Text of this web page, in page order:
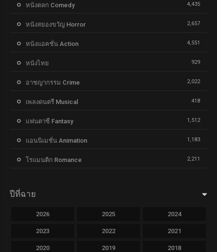
หนังตลก Comedy 4,435
หนังสยองขวัญ Horror 2,657
หนังแอคชั่น Action 4,551
หนังไทย 929
อาชญากรรม Crime 2,022
เพลงดนตรี Musical 418
แฟนตาซี Fantasy 1,512
แอนนิเมชั่น Animation 1,183
โรแมนติก Romance 2,211
ปีที่ฉาย
2026 2025 2024
2023 2022 2021
2020 2019 2018